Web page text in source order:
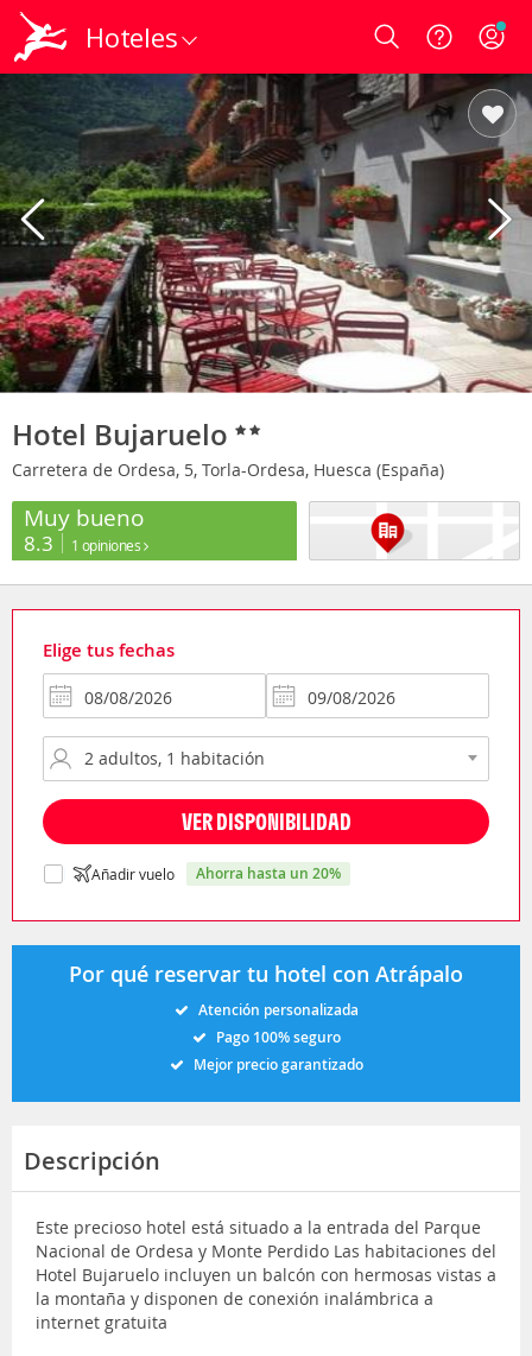
Hoteles Login
Hotel Bujaruelo
Carretera de Ordesa, 5, Torla-Ordesa, Huesca (España)
Muy bueno
8.3 1 opiniones
Elige tus fechas
VER DISPONIBILIDAD
Añadir vuelo ahorra hasta un 20%
Por qué reservar tu hotel con Atrápalo
Atención personalizada
Pago 100% seguro
Mejor precio garantizado
Descripción
Este precioso hotel está situado a la entrada del Parque
Nacional de Ordesa y Monte Perdido Las habitaciones del
Hotel Bujaruelo incluyen un balcón con hermosas vistas a
la montaña y disponen de conexión inalámbrica a
internet gratuita